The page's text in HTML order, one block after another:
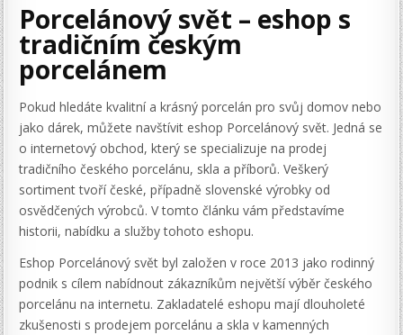
Porcelánový svět – eshop s
tradičním českým
porcelánem
Pokud hledáte kvalitní a krásný porcelán pro svůj domov nebo
jako dárek, můžete navštívit eshop Porcelánový svět. Jedná se
o internetový obchod, který se specializuje na prodej
tradičního českého porcelánu, skla a příborů. Veškerý
sortiment tvoří české, případně slovenské výrobky od
osvědčených výrobců. V tomto článku vám představíme
historii, nabídku a služby tohoto eshopu.
Eshop Porcelánový svět byl založen v roce 2013 jako rodinný
podnik s cílem nabídnout zákazníkům největší výběr českého
porcelánu na internetu. Zakladatelé eshopu mají dlouholeté
zkušenosti s prodejem porcelánu a skla v kamenných